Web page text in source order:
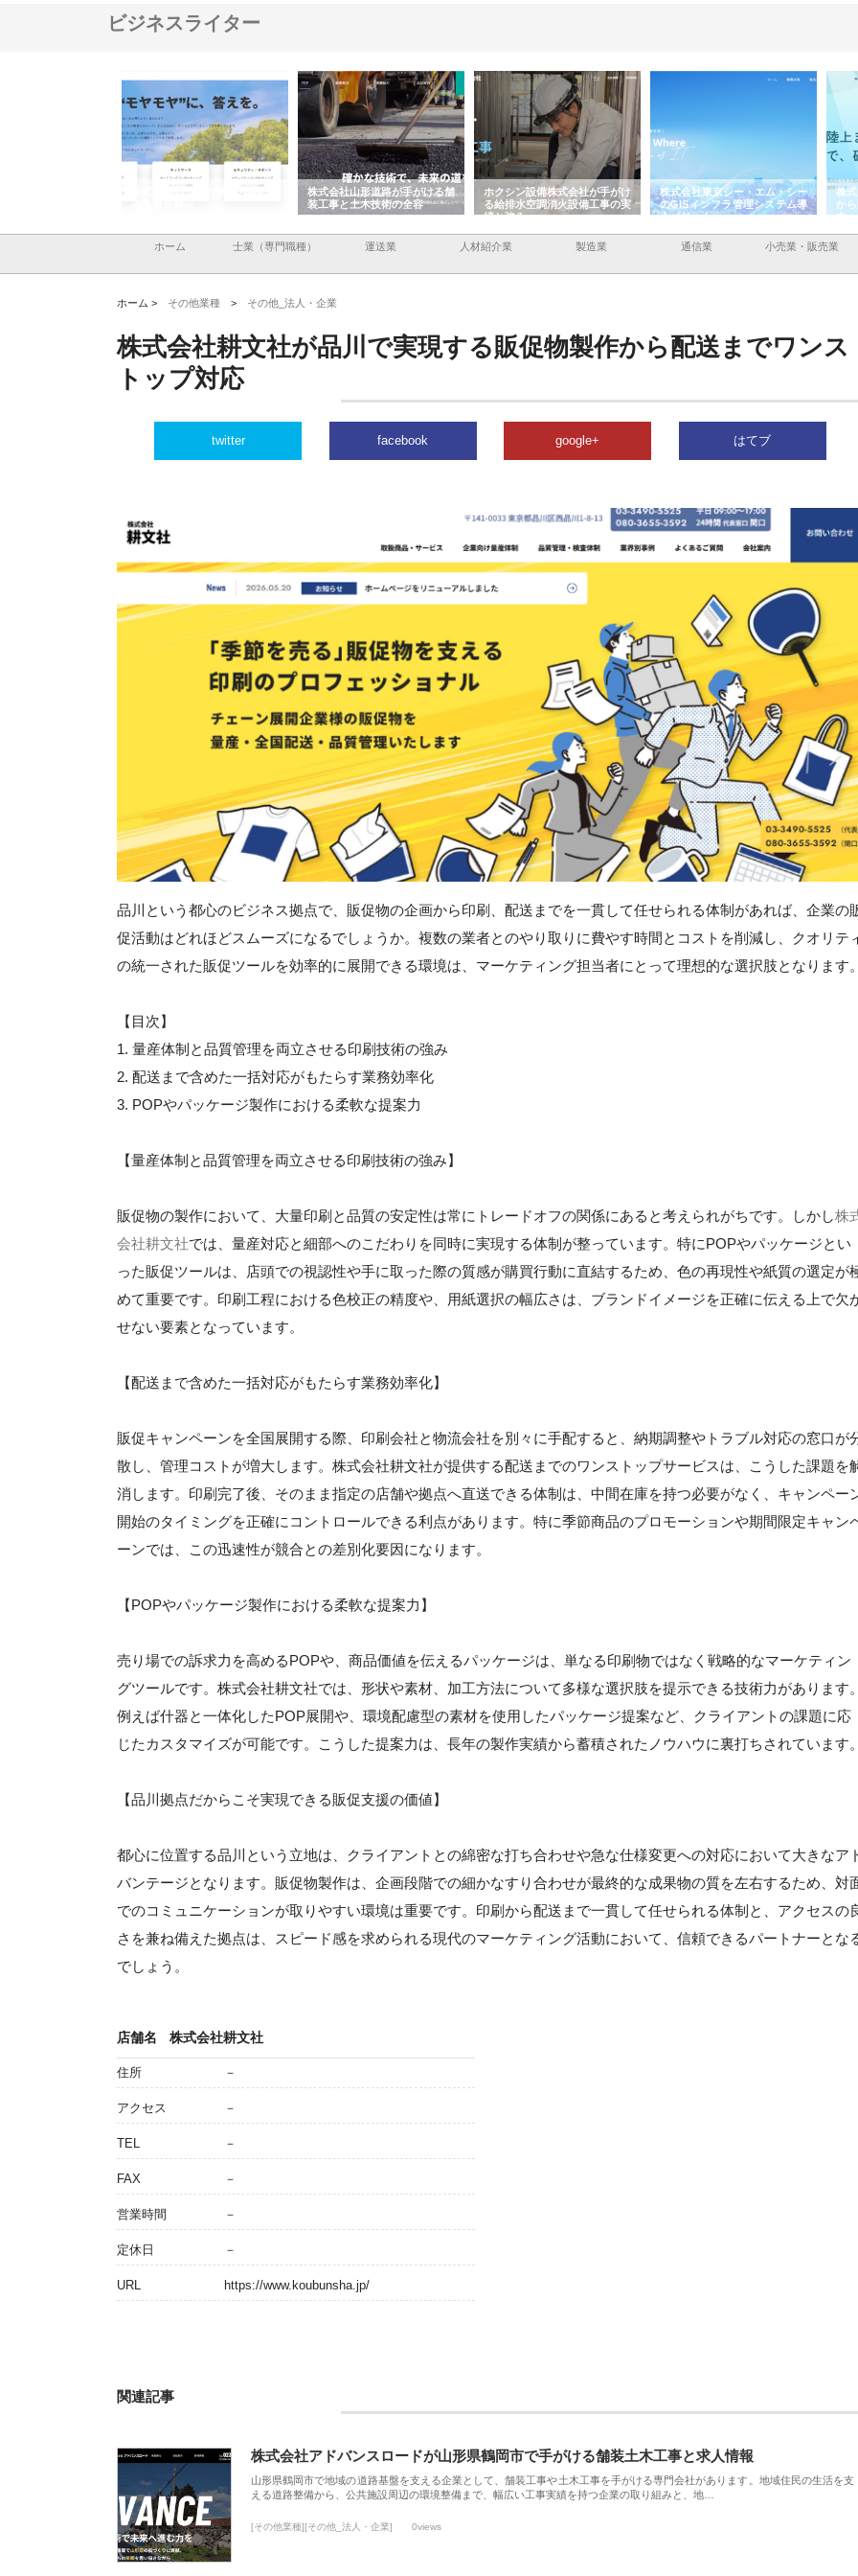
ビジネスライター
株式会社ＣＳＡの事業内容と強
株式会社山形道路が手がける舗
装工事と土木技術の全容
ホクシン設備株式会社が手がけ
る給排水空調消火設備工事の実
績と強み
株式会社東京シー・エム・シー
のGISインフラ管理システム導
入メリット
株
か
由
ホーム 士業（専門職種） 運送業 人材紹介業 製造業 通信業 小売業・販売業
ホーム > その他業種 > その他_法人・企業
株式会社耕文社が品川で実現する販促物製作から配送までワンス
トップ対応
twitter facebook google+ はてブ
品川という都心のビジネス拠点で、販促物の企画から印刷、配送までを一貫して任せられる体制があれば、企業の
促活動はどれほどスムーズになるでしょうか。複数の業者とのやり取りに費やす時間とコストを削減し、クオリテ
の統一された販促ツールを効率的に展開できる環境は、マーケティング担当者にとって理想的な選択肢となります。
【目次】
1. 量産体制と品質管理を両立させる印刷技術の強み
2. 配送まで含めた一括対応がもたらす業務効率化
3. POPやパッケージ製作における柔軟な提案力
【量産体制と品質管理を両立させる印刷技術の強み】
販促物の製作において、大量印刷と品質の安定性は常にトレードオフの関係にあると考えられがちです。しかし株
会社耕文社では、量産対応と細部へのこだわりを同時に実現する体制が整っています。特にPOPやパッケージとい
った販促ツールは、店頭での視認性や手に取った際の質感が購買行動に直結するため、色の再現性や紙質の選定が
めて重要です。印刷工程における色校正の精度や、用紙選択の幅広さは、ブランドイメージを正確に伝える上で欠
せない要素となっています。
【配送まで含めた一括対応がもたらす業務効率化】
販促キャンペーンを全国展開する際、印刷会社と物流会社を別々に手配すると、納期調整やトラブル対応の窓口が
散し、管理コストが増大します。株式会社耕文社が提供する配送までのワンストップサービスは、こうした課題を
消します。印刷完了後、そのまま指定の店舗や拠点へ直送できる体制は、中間在庫を持つ必要がなく、キャンペー
開始のタイミングを正確にコントロールできる利点があります。特に季節商品のプロモーションや期間限定キャン
ーンでは、この迅速性が競合との差別化要因になります。
【POPやパッケージ製作における柔軟な提案力】
売り場での訴求力を高めるPOPや、商品価値を伝えるパッケージは、単なる印刷物ではなく戦略的なマーケティン
グツールです。株式会社耕文社では、形状や素材、加工方法について多様な選択肢を提示できる技術力があります。
例えば什器と一体化したPOP展開や、環境配慮型の素材を使用したパッケージ提案など、クライアントの課題に応
じたカスタマイズが可能です。こうした提案力は、長年の製作実績から蓄積されたノウハウに裏打ちされています。
【品川拠点だからこそ実現できる販促支援の価値】
都心に位置する品川という立地は、クライアントとの綿密な打ち合わせや急な仕様変更への対応において大きなア
バンテージとなります。販促物製作は、企画段階での細かなすり合わせが最終的な成果物の質を左右するため、対
でのコミュニケーションが取りやすい環境は重要です。印刷から配送まで一貫して任せられる体制と、アクセスの
さを兼ね備えた拠点は、スピード感を求められる現代のマーケティング活動において、信頼できるパートナーとな
でしょう。
店舗名 株式会社耕文社
住所 －
アクセス －
TEL －
FAX －
営業時間 －
定休日 －
URL https://www.koubunsha.jp/
関連記事
株式会社アドバンスロードが山形県鶴岡市で手がける舗装土木工事と求人情報
山形県鶴岡市で地域の道路基盤を支える企業として、舗装工事や土木工事を手がける専門会社があります。地域住民の生活を支
える道路整備から、公共施設周辺の環境整備まで、幅広い工事実績を持つ企業の取り組みと、地…
[その他業種][その他_法人・企業] 0views